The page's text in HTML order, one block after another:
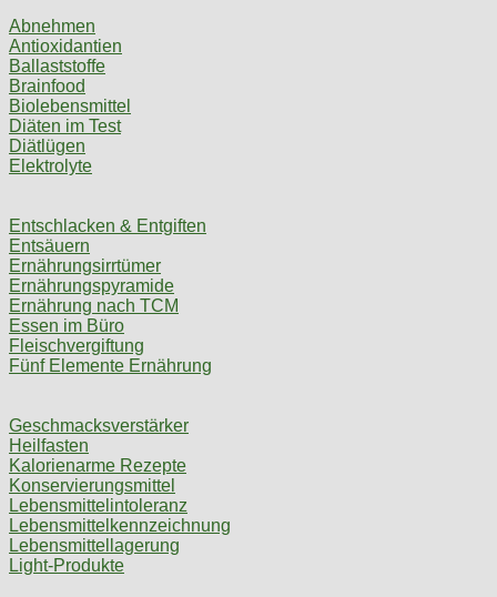
Abnehmen
Antioxidantien
Ballaststoffe
Brainfood
Biolebensmittel
Diäten im Test
Diätlügen
Elektrolyte
Entschlacken & Entgiften
Entsäuern
Ernährungsirrtümer
Ernährungspyramide
Ernährung nach TCM
Essen im Büro
Fleischvergiftung
Fünf Elemente Ernährung
Geschmacksverstärker
Heilfasten
Kalorienarme Rezepte
Konservierungsmittel
Lebensmittelintoleranz
Lebensmittelkennzeichnung
Lebensmittellagerung
Light-Produkte